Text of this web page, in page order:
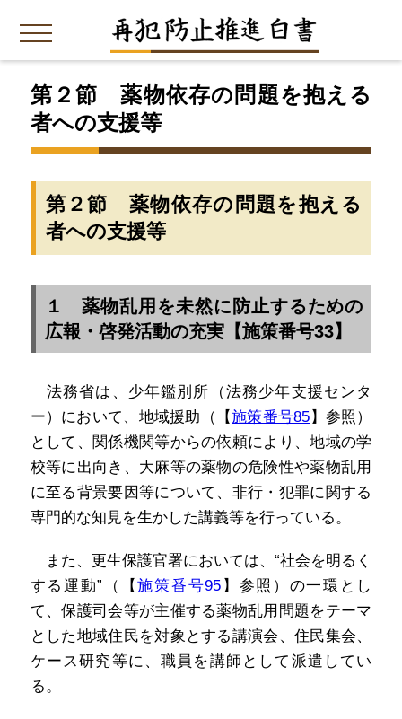
第２節 薬物依存の問題を抱える
者への支援等
第２節 薬物依存の問題を抱える
者への支援等
１ 薬物乱用を未然に防止するための
広報・啓発活動の充実【施策番号33】
法務省は、少年鑑別所（法務少年支援センタ
ー）において、地域援助（【施策番号85 】参照）
として、関係機関等からの依頼により、地域の学
校等に出向き、大麻等の薬物の危険性や薬物乱用
に至る背景要因等について、非行・犯罪に関する
専門的な知見を生かした講義等を行っている。
また、更生保護官署においては、“社会を明るく
する運動”（【施策番号95 】参照）の一環とし
て、保護司会等が主催する薬物乱用問題をテーマ
とした地域住民を対象とする講演会、住民集会、
ケース研究等に、職員を講師として派遣してい
る。